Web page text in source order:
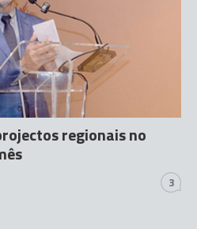
regionais no
3